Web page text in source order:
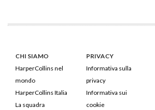
CHI SIAMO
HarperCollins nel
mondo
HarperCollins Italia
La squadra
PRIVACY
Informativa sulla
privacy
Informativa sui
cookie